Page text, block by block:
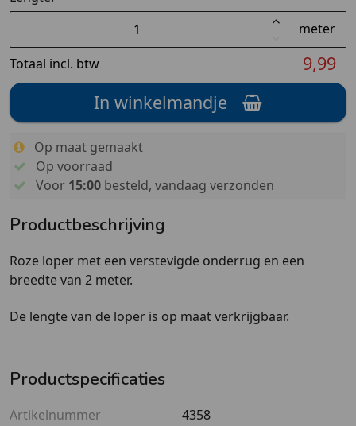
meter
Totaal incl. btw
9,99
In winkelmandje
Op maat gemaakt
Op voorraad
Voor 15:00besteld, vandaag verzonden
Productbeschrijving
Roze loper met een verstevigde onderrug en een
breedte van 2 meter.
De lengte van de loper is op maat verkrijgbaar.
Productspecificaties
Artikelnummer
4358